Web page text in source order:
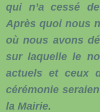
qui n’a cessé
Après quoi nous
où nous avons
sur laquelle le
actuels et ceux
cérémonie
la Mairie.